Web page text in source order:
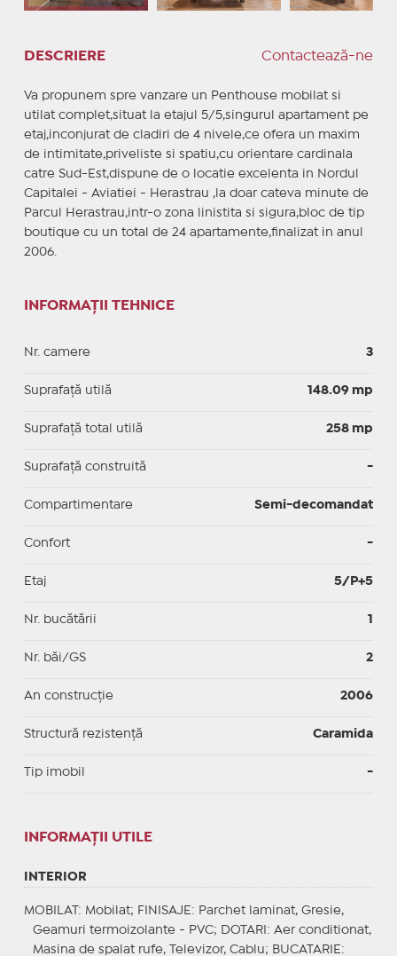
DESCRIERE Contactează-ne
Va propunem spre vanzare un Penthouse mobilat si
utilat complet,situat la etajul 5/5,singurul apartament pe
etaj,inconjurat de cladiri de 4 nivele,ce ofera un maxim
de intimitate,priveliste si spatiu,cu orientare cardinala
catre Sud-Est,dispune de o locatie excelenta in Nordul
Capitalei - Aviatiei - Herastrau ,la doar cateva minute de
Parcul Herastrau,intr-o zona linistita si sigura,bloc de tip
boutique cu un total de 24 apartamente,finalizat in anul
2006.
INFORMAȚII TEHNICE
Nr. camere 3
Suprafaţă utilă 148.09 mp
Suprafaţă total utilă 258 mp
Suprafaţă construită -
Compartimentare Semi-decomandat
Confort -
Etaj 5/P+5
Nr. bucătării 1
Nr. băi/GS 2
An construcție 2006
Structură rezistență Caramida
Tip imobil -
INFORMAŢII UTILE
INTERIOR
MOBILAT : Mobilat; FINISAJE : Parchet laminat, Gresie,
Geamuri termoizolante - PVC;
DOTARI : Aer conditionat,
Masina de spalat rufe, Televizor, Cablu; BUCATARIE :